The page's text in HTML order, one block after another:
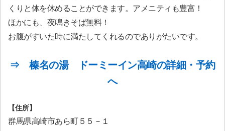
くりと体を休めることができます。アメニティも豊富！
ほかにも、夜鳴きそば無料！
お腹がすいた時に満たしてくれるのでありがたいです。
⇒ 榛名の湯 ドーミーイン高崎の詳細・予約
へ
【住所】
群馬県高崎市あら町５５－１